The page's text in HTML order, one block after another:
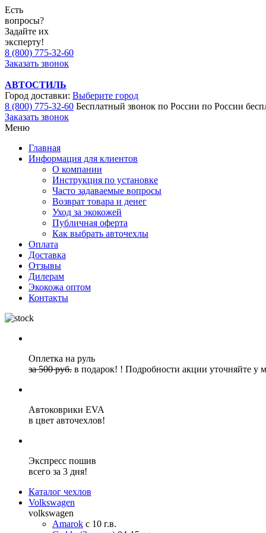
Есть
вопросы?
Задайте их
эксперту!
8 (800) 775-32-60
Заказать звонок
АВТОСТИЛЬ
Город доставки: Выберите город
8 (800) 775-32-60 Бесплатный звонок по России по России
Заказать звонок
Меню
Главная
Информация для клиентов
О компании
Инструкция по установке
Часто задаваемые вопросы
Возврат товара и денег
Уход за экокожей
Публичная оферта
Как выбрать авточехлы
Оплата
Доставка
Отзывы
Дилерам
Экокожа оптом
Контакты
Оплетка на руль
за 500 руб. в подарок! ! Подробности акции уточняйте у
Автоковрики EVA
в цвет авточехлов!
Экспресс пошив
всего за 3 дня!
Каталог чехлов
Volkswagen
volkswagen
Amarok с 10 г.в.